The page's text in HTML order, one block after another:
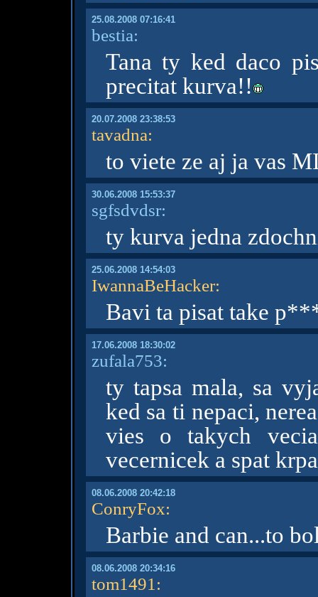
25.08.2008 07:16:41
bestia:
Tana ty ked daco
precitat kurva!!
20.07.2008 23:38:53
tavadna:
to viete ze aj ja vas
30.06.2008 15:53:37
sgfsdvdsr:
ty kurva jedna
25.06.2008 14:54:03
IwannaBeHacker:
Bavi ta pisat take
17.06.2008 18:30:02
zufala753:
ty tapsa mala, sa
ked sa ti nepaci,
vies o takych
vecernicek a spat
08.06.2008 20:42:18
ConryFox:
Barbie and can...to
08.06.2008 20:34:16
tom1491 :